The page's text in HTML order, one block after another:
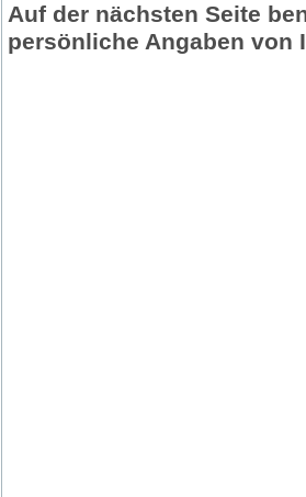
Auf der nächsten Seite
persönliche Angaben von